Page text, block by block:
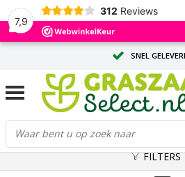
7,9
312 Reviews
SNEL
ADVIES OP MAAT DOOR
GROTE HOEVEELHEID? VRAAG
FILTERS